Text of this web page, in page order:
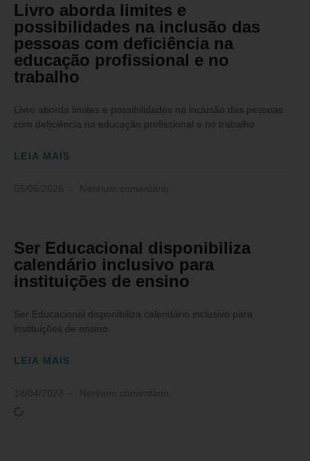
Livro aborda limites e
possibilidades na inclusão das
pessoas com deficiência na
educação profissional e no
trabalho
Livro aborda limites e possibilidades na inclusão das pessoas
com deficiência na educação profissional e no trabalho
LEIA MAIS
Ser Educacional disponibiliza
calendário inclusivo para
instituições de ensino
Ser Educacional disponibiliza calendário inclusivo para
instituições de ensino
LEIA MAIS